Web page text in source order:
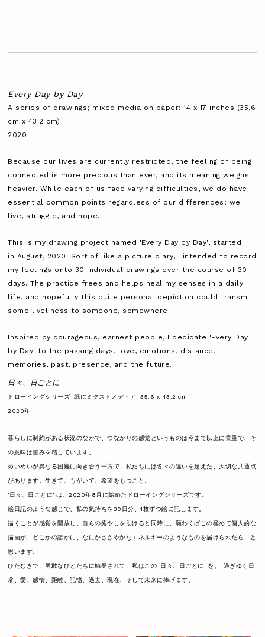
Every Day by Day
A series of drawings; mixed media on paper: 14 x 17 inches (35.6
cm x 43.2 cm)
2020
Because our lives are currently restricted, the feeling of being
connected is more precious than ever, and its meaning weighs
heavier. While each of us face varying difficulties, we do have
essential common points regardless of our differences; we
live, struggle, and hope.
This is my drawing project named 'Every Day by Day', started
in August, 2020. Sort of like a picture diary, I intended to record
my feelings onto 30 individual drawings over the course of 30
days. The practice frees and helps heal my senses in a daily
life, and hopefully this quite personal depiction could transmit
some liveliness to someone, somewhere.
Inspired by courageous, earnest people, I dedicate 'Every Day
by Day' to the passing days, love, emotions, distance,
memories, past, presence, and the future.
日々、日ごとに
ドローイングシリーズ 紙にミクストメディア 35.6 x 43.2 cm
2020年
暮らしに制約がある状況のなかで、つながりの感覚というものは今まで以上に貴重で、そ
の意味は重みを増しています。
めいめいが異なる困難に向き合う一方で、私たちには各々の違いを超えた、大切な共通点
があります。生きて、もがいて、希望をもつこと。
'日々、日ごとに' は、2020年8月に始めたドローイングシリーズです。
絵日記のような感じで、私の気持ちを30日分、1枚ずつ絵に記します。
描くことが感覚を開放し、自らの癒やしを助けると同時に、願わくばこの極めて個人的な
描画が、どこかの誰かに、なにかささやかなエネルギーのようなものを届けられたら、と
思います。
ひたむきで、勇敢なひとたちに触発されて、私はこの '日々、日ごとに' を 、 過ぎゆく日
常、愛、感情、距離、記憶、過去、現在、そして未来に捧げます。